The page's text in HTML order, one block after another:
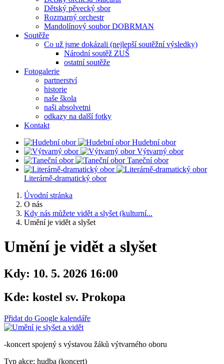
Dětský pěvecký sbor
Rozmarný orchestr
Mandolínový soubor DOBRMAN
Soutěže
Co už jsme dokázali (nejlepší soutěžní výsledky)
Národní soutěž ZUŠ
ostatní soutěže
Fotogalerie
partnerství
historie
naše škola
naši absolvetni
odkazy na další fotky
Kontakt
Hudební obor
Výtvarný obor
Taneční obor
Literárně-dramatický obor
Úvodní stránka
O nás
Kdy nás můžete vidět a slyšet (kulturní...
Umění je vidět a slyšet
Umění je vidět a slyšet
Kdy: 10. 5. 2026 16:00
Kde: kostel sv. Prokopa
Přidat do Google kalendáře
-koncert spojený s výstavou žáků výtvarného oboru
Typ akce: hudba (koncert)